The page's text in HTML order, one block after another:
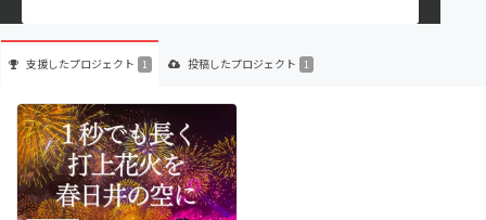
支援したプロジェクト 1 投稿したプロジェクト 1